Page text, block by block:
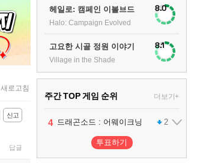
새로고침
신고
답글
헤일로: 캠페인 이볼브드
Halo: Campaign Evolved
8.0
고요한 시골 정원 이야기
Village in the Shade
8.1
주간 TOP 게임 순위 더보기+
1 팰월드
2 1
3 프로야구스피리츠2026 2
4 드래곤소드 : 어웨이크닝 2
블라인드 삼국
투표하기